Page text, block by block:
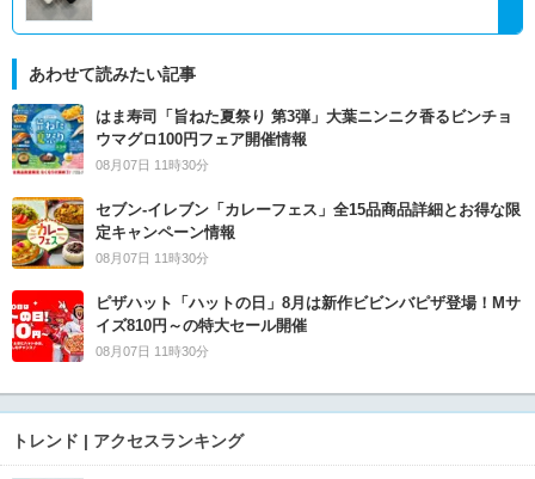
あわせて読みたい記事
はま寿司「旨ねた夏祭り 第3弾」大葉ニンニク香るビンチョ
ウマグロ100円フェア開催情報
08月07日 11時30分
セブン‐イレブン「カレーフェス」全15品商品詳細とお得な限
定キャンペーン情報
08月07日 11時30分
ピザハット「ハットの日」8月は新作ビビンバピザ登場！Mサ
イズ810円～の特大セール開催
08月07日 11時30分
トレンド | アクセスランキング